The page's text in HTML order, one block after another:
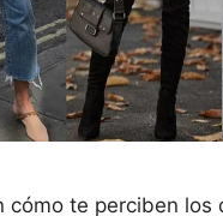
te perciben los